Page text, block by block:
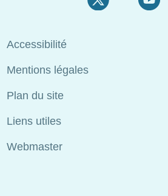
Fußzeilenmenü
Accessibilité
Mentions légales
Plan du site
Liens utiles
Webmaster